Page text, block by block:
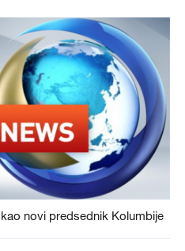
novi predsednik Kolumbije